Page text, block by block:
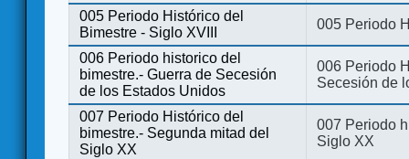
005 Periodo Histórico del
Bimestre - Siglo XVIII
005 Periodo
006 Periodo historico del
bimestre.- Guerra de Secesión
de los Estados Unidos
006 Periodo
Secesión de
007 Periodo Histórico del
bimestre.- Segunda mitad del
Siglo XX
007 Periodo
Siglo XX